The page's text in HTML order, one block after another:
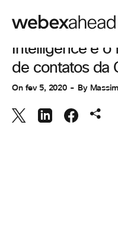
COLABORAÇÃO,
Intelligence e o
de contatos da
On fev 5, 2020 By